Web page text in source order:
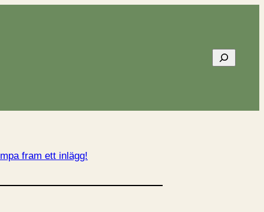
Sök
fram ett inlägg!